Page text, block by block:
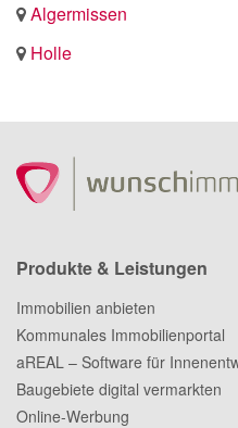
Algermissen
Holle
Produkte & Leistungen
Immobilien anbieten
Kommunales Immobilienportal
aREAL – Software für
Baugebiete digital vermarkten
Online-Werbung